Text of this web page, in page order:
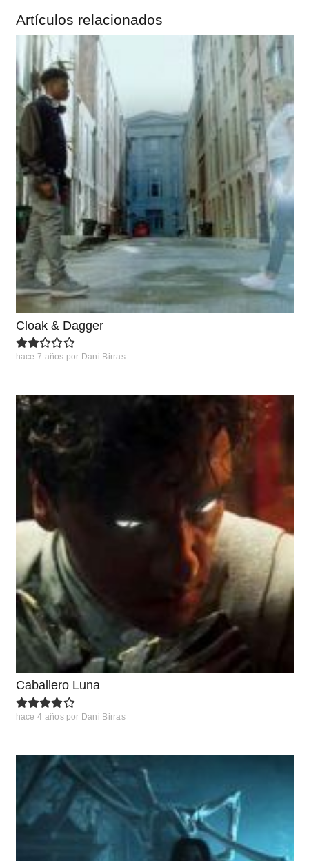
Artículos relacionados
Cloak & Dagger
hace 7 años por Dani Birras
Caballero Luna
hace 4 años por Dani Birras